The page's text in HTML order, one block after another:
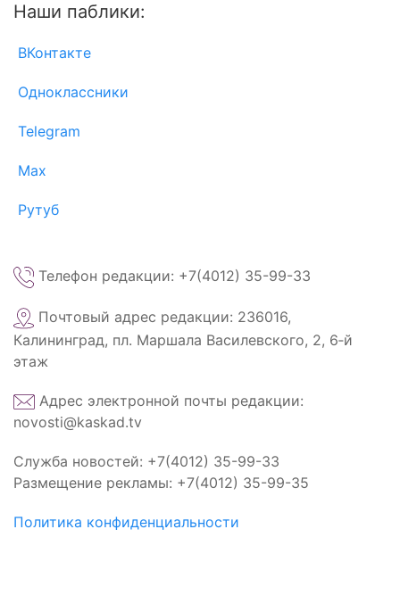
Наши паблики:
ВКонтакте
Одноклассники
Telegram
Max
Рутуб
Телефон редакции: +7(4012) 35-99-33
Почтовый адрес редакции: 236016,
Калининград, пл. Маршала Василевского, 2, 6‑й
этаж
Адрес электронной почты редакции:
novosti@kaskad.tv
Служба новостей: +7(4012) 35-99-33
Размещение рекламы: +7(4012) 35-99-35
Политика конфиденциальности